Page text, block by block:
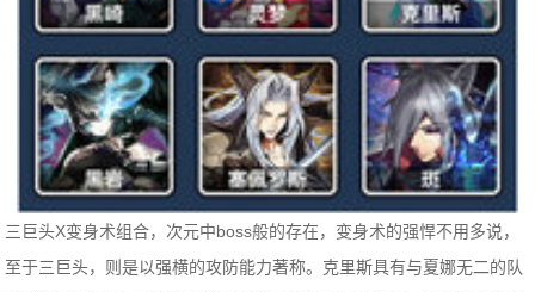
三巨头X变身术组合，次元中boss般的存在，变身术的强悍不用多说，
至于三巨头，则是以强横的攻防能力著称。克里斯具有与夏娜无二的队